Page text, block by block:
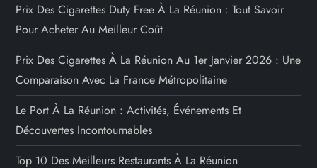
Prix Des Cigarettes Duty Free À La Réunion : Tout Savoir
Pour Acheter Au Meilleur Coût
Prix Des Cigarettes À La Réunion Au 1er Janvier 2026 : Une
Comparaison Avec La France Métropolitaine
Le Port À La Réunion : Activités, Événements Et
Découvertes Incontournables
Top 10 Des Meilleurs Restaurants À La Réunion